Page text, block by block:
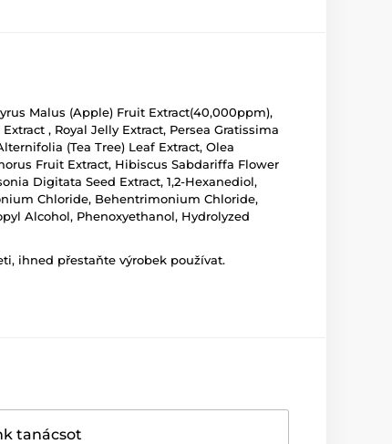
Malus (Apple) Fruit Extract(40,000ppm),
, Royal Jelly Extract, Persea Gratissima
(Tea Tree) Leaf Extract, Olea
Fruit Extract, Hibiscus Sabdariffa Flower
Digitata Seed Extract, 1,2-Hexanediol,
Chloride, Behentrimonium Chloride,
Alcohol, Phenoxyethanol, Hydrolyzed
ihned přestaňte výrobek používat.
tanácsot